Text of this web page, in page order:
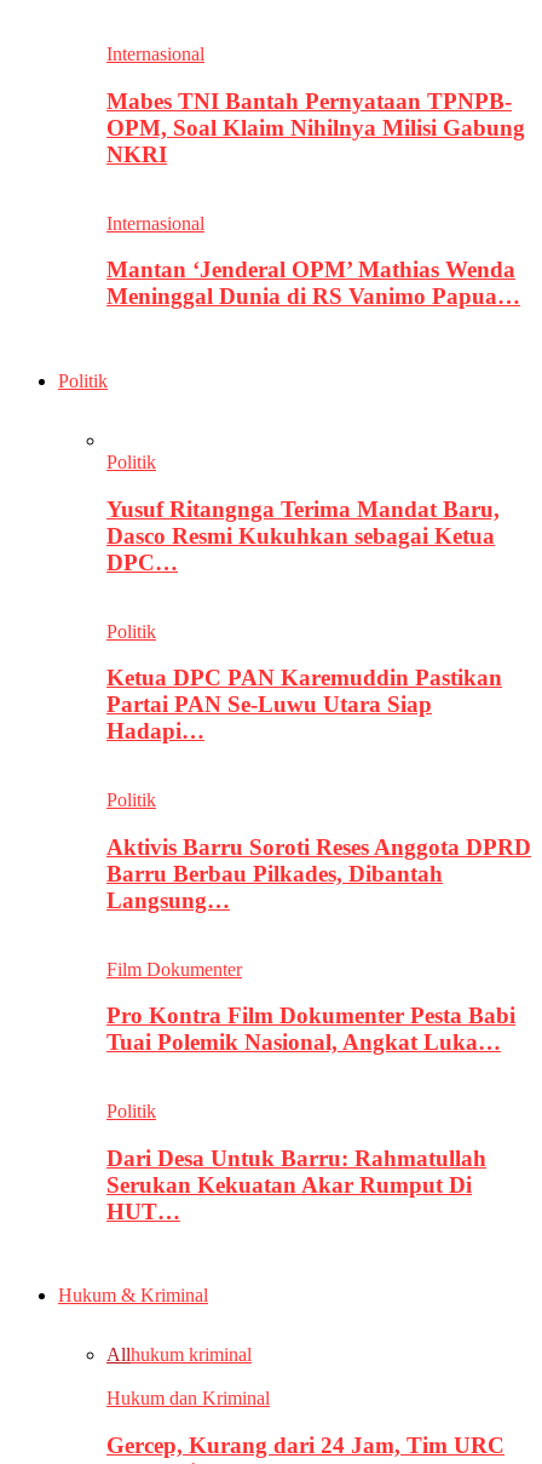
Internasional
Mabes TNI Bantah Pernyataan TPNPB-
OPM, Soal Klaim Nihilnya Milisi Gabung
NKRI
Internasional
Mantan ‘Jenderal OPM’ Mathias Wenda
Meninggal Dunia di RS Vanimo Papua…
Politik
Politik
Yusuf Ritangnga Terima Mandat Baru,
Dasco Resmi Kukuhkan sebagai Ketua
DPC…
Politik
Ketua DPC PAN Karemuddin Pastikan
Partai PAN Se-Luwu Utara Siap
Hadapi…
Politik
Aktivis Barru Soroti Reses Anggota DPRD
Barru Berbau Pilkades, Dibantah
Langsung…
Film Dokumenter
Pro Kontra Film Dokumenter Pesta Babi
Tuai Polemik Nasional, Angkat Luka…
Politik
Dari Desa Untuk Barru: Rahmatullah
Serukan Kekuatan Akar Rumput Di
HUT…
Hukum & Kriminal
Allhukum kriminal
Hukum dan Kriminal
Gercep, Kurang dari 24 Jam, Tim URC